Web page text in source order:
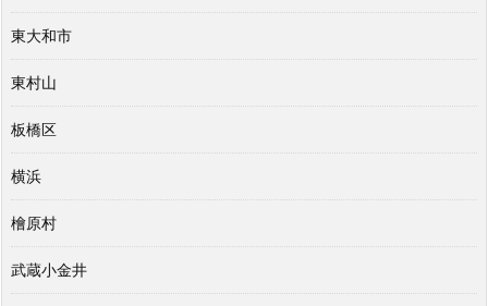
東大和市
東村山
板橋区
横浜
檜原村
武蔵小金井